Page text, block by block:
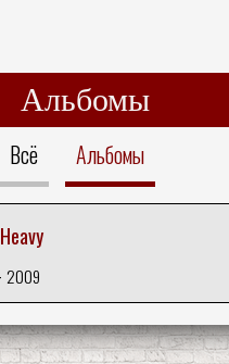
Альбомы
Всё Альбомы
2009